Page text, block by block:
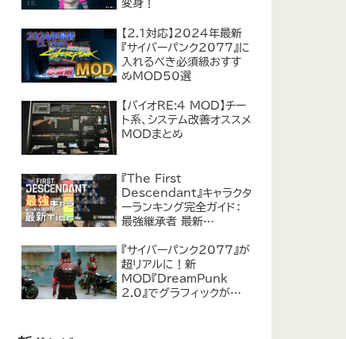
変身！
【2.1対応】2024年最新
『サイバーパンク2077』に
入れるべき必須級おすす
めMOD50選
【バイオRE:4 MOD】チー
ト系、システム改善オススメ
MODまとめ
『The First
Descendant』キャラクタ
ーランキング完全ガイド：
最強継承者 最新
『サイバーパンク2077』が
超リアルに！新
MOD『DreamPunk
2.0』でグラフィックが恐ろ